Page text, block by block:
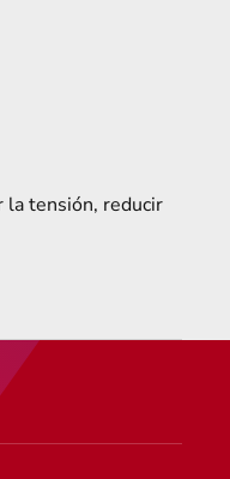
la tensión, reducir